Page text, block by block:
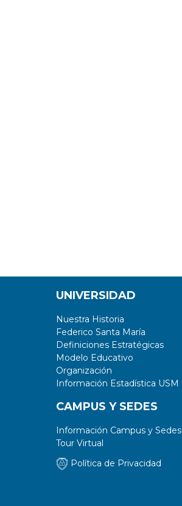
UNIVERSIDAD
Nuestra Historia
Federico Santa María
Definiciones Estratégicas
Modelo Educativo
Organización
Información Estadística USM
CAMPUS Y SEDES
Información Campus y Sedes
Tour Virtual
Política de Privacidad